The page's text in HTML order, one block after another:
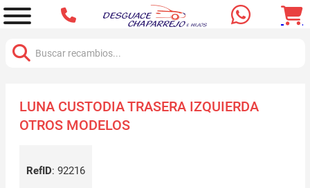
LUNA CUSTODIA TRASERA IZQUIERDA
OTROS MODELOS
RefID: 92216